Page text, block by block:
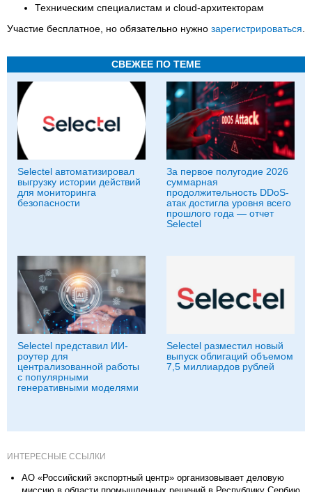
Техническим специалистам и cloud-архитекторам
Участие бесплатное, но обязательно нужно зарегистрироваться
СВЕЖЕЕ ПО ТЕМЕ
Selectel автоматизировал
выгрузку истории действий
для мониторинга
безопасности
За первое полугодие 2026
суммарная
продолжительность DDoS-
атак достигла уровня всего
прошлого года — отчет
Selectel
Selectel представил ИИ-
роутер для
централизованной работы
с популярными
генеративными моделями
Selectel разместил новый
выпуск облигаций объемом
7,5 миллиардов рублей
ИНТЕРЕСНЫЕ ССЫЛКИ
АО «Российский экспортный центр» организовывает деловую